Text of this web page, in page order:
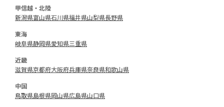
甲信越・北陸
新潟県富山県石川県福井県山梨県長野県
東海
岐阜県静岡県愛知県三重県
近畿
滋賀県京都府大阪府兵庫県奈良県和歌山県
中国
鳥取県島根県岡山県広島県山口県